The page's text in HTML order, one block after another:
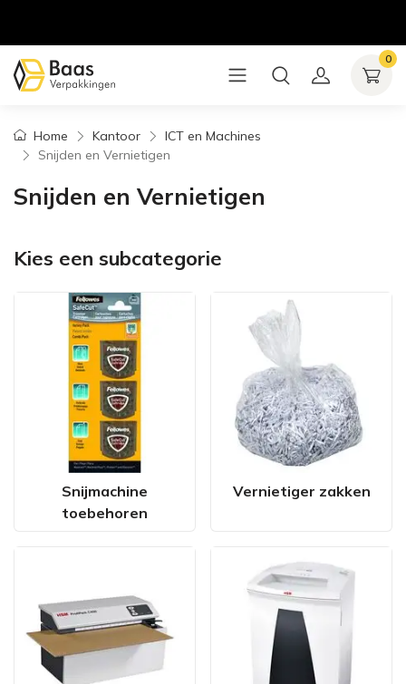
0
Home Kantoor
ICT en Machines
Snijden en Vernietigen
Snijden en Vernietigen
Kies een subcategorie
Snijmachine
toebehoren
Vernietiger zakken